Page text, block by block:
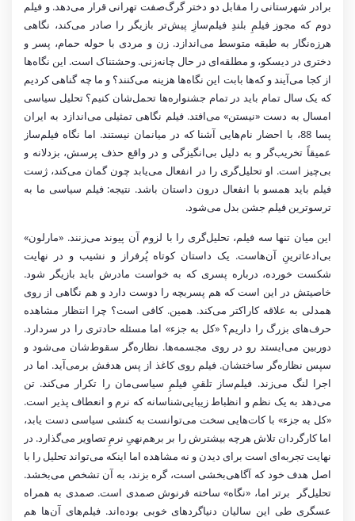
برادر شهرستانی را مقابل دو دختر گرگ‌صفت تهرانی قرار می‌دهد. و فیلم
دوم که مجوز فیلمِ بلندِ فیلم‌سازِ پیش‌تر بازیگر را صادر می‌کند، نگاهی
هرزه‌نگار به طبقه‌ متوسط می‌اندازد. زن و مردی با حوله حمام، پسر و
دختری در دیسکو، و مطلقه‌ای در حال چانه‌زنی. وحشتناک است. این نگاه‌ها
از کجا می‌آیند و که‌ها بابت این نگاه‌ها هزینه می‌کنند؟ و ما چه گناهی کردیم
که یک سال تمام باید در تمام جشنواره‌ها تحمل‌شان کنیم؟ تحلیل سیاسی
امسال به دست «نیستن» می‌افتد. فیلم نگاهی تمثیلی می‌اندازد به ایران
پسا 88، با احضار نام‌هایی آشنا که در میانمان نیستند. اما نگاه فیلم‌ساز
عمیقاً تخریب‌گر و به دلیل بی‌انگیزگی و در واقع حذف پرسش، بزدلانه و
بی‌چیز است. او تحلیل‌گری را در انفعال می‌یابد چون گمان می‌کند، ژست
فیلم باید همسو با انفعال درون داستان باشد. نتیجه: فیلم سیاسی ما به
ترسوترین فیلم جشن بدل می‌شود.
این میان تنها سه فیلم، تحلیل‌گری را با لزوم آن پیوند می‌زنند. «مارلون»
بی‌ادعاترینِ آن‌هاست. یک داستان کوتاه پُرفراز و نشیب و در نهایت
شکست‌ خورده، درباره پسری که به خواست مادرش باید بازیگر شود.
خاصیتش در این است که هم پسربچه را دوست دارد و هم نگاهی از روی
همدلی به علاقه کاراکتر می‌کند. همین. کافی است؟ چرا انتظار مشاهده
حرف‌های بزرگ را داریم؟ «کل به جزء» اما مسئله حادتری را در سردارد.
دوربین می‌ایستد رو در روی مجسمه‌ها. نظاره‌گر سقوط‌شان می‌شود و
سپس نظاره‌گر ساختشان. فیلم روی کاغذ از پس هدفش برمی‌آید. اما در
اجرا لنگ می‌زند. فیلم‌ساز تلقیِ فیلمِ سیاسی‌مان را تکرار می‌کند. تن
می‌دهد به یک نظم و انظباط زیبایی‌شناسانه که نرم و انعطاف پذیر است.
«کل به جزء» با کات‌هایی سخت می‌توانست به کنشی سیاسی دست یابد،
اما کارگردان تلاش هرچه بیشترش را بر برهم‌نهیِ نرمِ تصاویر می‌گذارد. در
نهایت تجربه‌ای است برای دیدن و نه مشاهده اما اینکه می‌تواند تحلیل را با
اصل هدف خود که آگاهی‌بخشی است، گره بزند، به آن تشخص می‌بخشد.
تحلیل‌گر برتر اما، «نگاه» ساخته فرنوش صمدی است. صمدی به همراه
عسگری طی این سالیان دنیاگردهای خوبی بوده‌اند. فیلم‌های آن‌ها هم